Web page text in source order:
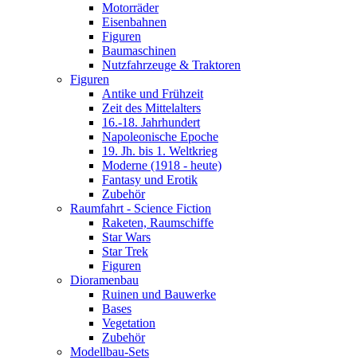
Motorräder
Eisenbahnen
Figuren
Baumaschinen
Nutzfahrzeuge & Traktoren
Figuren
Antike und Frühzeit
Zeit des Mittelalters
16.-18. Jahrhundert
Napoleonische Epoche
19. Jh. bis 1. Weltkrieg
Moderne (1918 - heute)
Fantasy und Erotik
Zubehör
Raumfahrt - Science Fiction
Raketen, Raumschiffe
Star Wars
Star Trek
Figuren
Dioramenbau
Ruinen und Bauwerke
Bases
Vegetation
Zubehör
Modellbau-Sets